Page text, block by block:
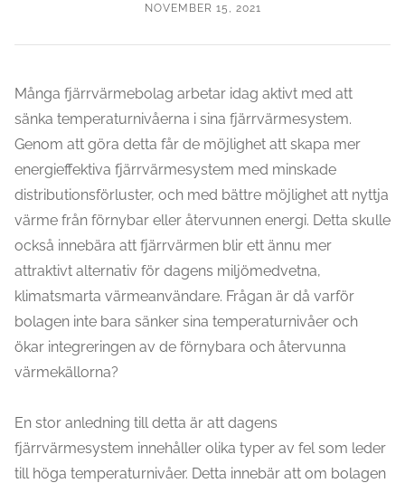
NOVEMBER 15, 2021
Många fjärrvärmebolag arbetar idag aktivt med att
sänka temperaturnivåerna i sina fjärrvärmesystem.
Genom att göra detta får de möjlighet att skapa mer
energieffektiva fjärrvärmesystem med minskade
distributionsförluster, och med bättre möjlighet att nyttja
värme från förnybar eller återvunnen energi. Detta skulle
också innebära att fjärrvärmen blir ett ännu mer
attraktivt alternativ för dagens miljömedvetna,
klimatsmarta värmeanvändare. Frågan är då varför
bolagen inte bara sänker sina temperaturnivåer och
ökar integreringen av de förnybara och återvunna
värmekällorna?
En stor anledning till detta är att dagens
fjärrvärmesystem innehåller olika typer av fel som leder
till höga temperaturnivåer. Detta innebär att om bolagen